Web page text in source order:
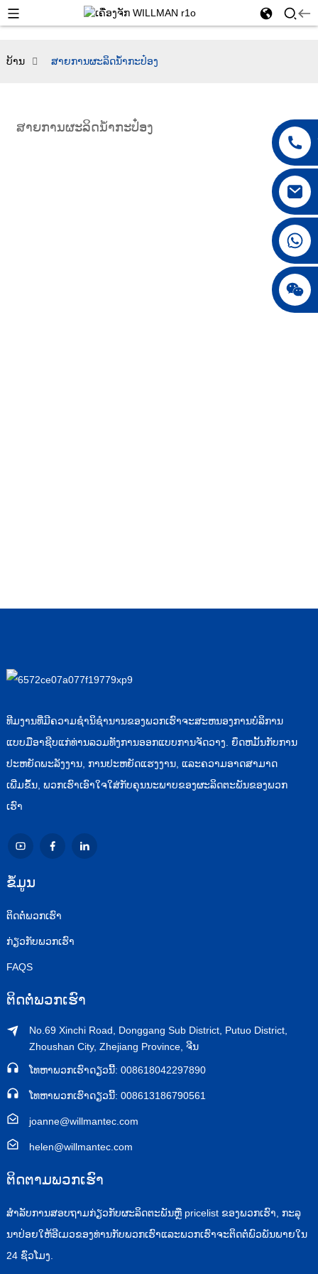
ບ້ານ ສາຍການຜະລິດນ້ໍາກະປ໋ອງ
ສາຍການຜະລິດນ້ໍາກະປ໋ອງ
ທີມງານທີ່ມີຄວາມຊໍານິຊໍານານຂອງພວກເຮົາຈະສະຫນອງການບໍລິການ
ແບບມືອາຊີບແກ່ທ່ານລວມທັງການອອກແບບການຈັດວາງ. ຍຶດຫມັ້ນກັບການ
ປະຫຍັດພະລັງງານ, ການປະຫຍັດແຮງງານ, ແລະຄວາມອາດສາມາດ
ເພີ່ມຂຶ້ນ, ພວກເຮົາເອົາໃຈໃສ່ກັບຄຸນນະພາບຂອງຜະລິດຕະພັນຂອງພວກ
ເຮົາ
ຂໍ້ມູນ
ຕິດ​ຕໍ່​ພວກ​ເຮົາ
ກ່ຽວ​ກັບ​ພວກ​ເຮົາ
FAQS
ຕິດ​ຕໍ່​ພວກ​ເຮົາ
No.69 Xinchi Road, Donggang Sub District, Putuo District,
Zhoushan City, Zhejiang Province, ຈີນ
ໂທຫາພວກເຮົາດຽວນີ້: 008618042297890
ໂທຫາພວກເຮົາດຽວນີ້: 008613186790561
joanne@willmantec.com
helen@willmantec.com
ຕິດ​ຕາມ​ພວກ​ເຮົາ
ສໍາ​ລັບ​ການ​ສອບ​ຖາມ​ກ່ຽວ​ກັບ​ຜະ​ລິດ​ຕະ​ພັນ​ຫຼື pricelist ຂອງ​ພວກ​ເຮົາ​, ກະ​ລຸ​
ນາ​ປ່ອຍ​ໃຫ້​ອີ​ເມວ​ຂອງ​ທ່ານ​ກັບ​ພວກ​ເຮົາ​ແລະ​ພວກ​ເຮົາ​ຈະ​ຕິດ​ຕໍ່​ພົວ​ພັນ​ພາຍ​ໃນ
24 ຊົ່ວ​ໂມງ​.